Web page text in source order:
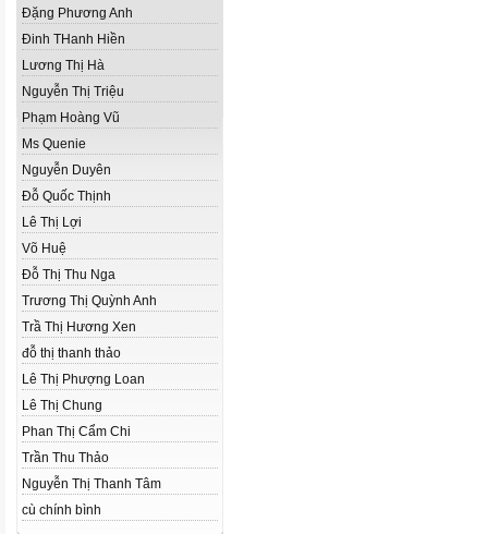
Đặng Phương Anh
Đinh THanh Hiền
Lương Thị Hà
Nguyễn Thị Triệu
Phạm Hoàng Vũ
Ms Quenie
Nguyễn Duyên
Đỗ Quốc Thịnh
Lê Thị Lợi
Võ Huệ
Đỗ Thị Thu Nga
Trương Thị Quỳnh Anh
Trầ Thị Hương Xen
đỗ thị thanh thảo
Lê Thị Phượng Loan
Lê Thị Chung
Phan Thị Cẩm Chi
Trần Thu Thảo
Nguyễn Thị Thanh Tâm
cù chính bình